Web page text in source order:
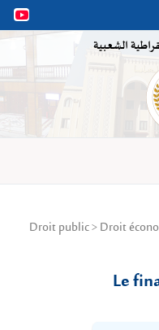
الشعبية
> Droit public > Droit
Le